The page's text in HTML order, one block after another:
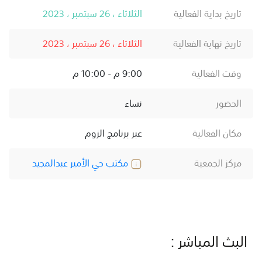
تاريخ بداية الفعالية
الثلاثاء ، 26 سبتمبر ، 2023
تاريخ نهاية الفعالية
الثلاثاء ، 26 سبتمبر ، 2023
وقت الفعالية
9:00 م - 10:00 م
الحضور
نساء
مكان الفعالية
عبر برنامج الزوم
مركز الجمعية
مكتب حي الأمير عبدالمجيد
البث المباشر :